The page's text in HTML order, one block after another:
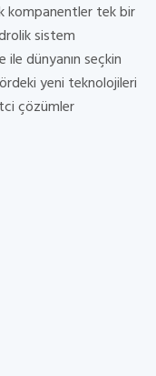
kompanentler tek bir
sistem
ile dünyanın seçkin
yeni teknolojileri
çözümler